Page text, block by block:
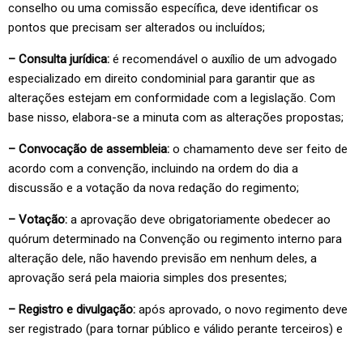
conselho ou uma comissão específica, deve identificar os
pontos que precisam ser alterados ou incluídos;
– Consulta jurídica: é recomendável o auxílio de um advogado
especializado em direito condominial para garantir que as
alterações estejam em conformidade com a legislação. Com
base nisso, elabora-se a minuta com as alterações propostas;
– Convocação de assembleia: o chamamento deve ser feito de
acordo com a convenção, incluindo na ordem do dia a
discussão e a votação da nova redação do regimento;
– Votação: a aprovação deve obrigatoriamente obedecer ao
quórum determinado na Convenção ou regimento interno para
alteração dele, não havendo previsão em nenhum deles, a
aprovação será pela maioria simples dos presentes;
– Registro e divulgação: após aprovado, o novo regimento deve
ser registrado (para tornar público e válido perante terceiros) e